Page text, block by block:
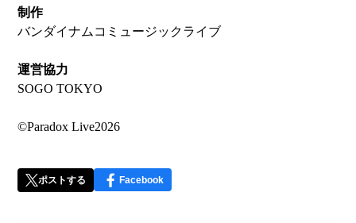
制作
バンダイナムコミュージックライブ
運営協力
SOGO TOKYO
©Paradox Live2026
ポストする Facebook